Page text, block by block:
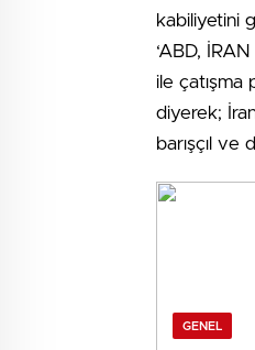
kabiliyetini
‘ABD,
ile çatışma
diyerek;
barışçıl ve
GENEL